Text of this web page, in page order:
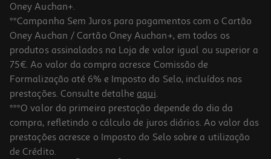
Oney Auchan+.
**Campanha Sem Juros para pagamentos com o Cartão
Oney Auchan / Cartão Oney Auchan+, em todos os
produtos assinalados na Loja de valor igual ou superior a
75€. Ao valor da compra acresce Comissão de
Formalização até 6% e Imposto do Selo, incluídos nas
prestações. Consulte detalhe aqui.
***O valor da primeira prestação depende do dia da
compra, refletindo o cálculo de juros diários. Ao valor das
prestações acresce o Imposto do Selo sobre a utilização
de Crédito.